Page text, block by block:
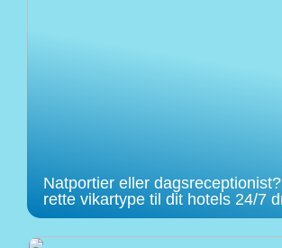
Natportier eller
rette vikartype til dit hotels 24/7